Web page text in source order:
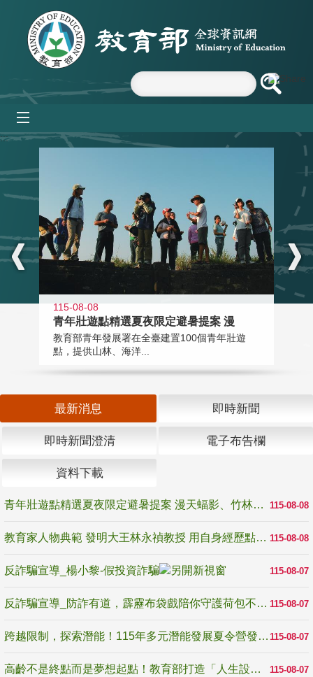
跳到主要內容區塊
:::
115-08-08
青年壯遊點精選夏夜限定避暑提案 漫
教育部青年發展署在全臺建置100個青年壯遊
點，提供山林、海洋...
最新消息 即時新聞
即時新聞澄清 電子布告欄
資料下載
115-08-08
青年壯遊點精選夏夜限定避暑提案 漫天蝠影、竹林尋蛙、茶香夜觀 邀青年暮色出發
115-08-08
教育家人物典範 發明大王林永禎教授 用自身經歷點亮學生的路
115-08-07
反詐騙宣導_楊小黎-假投資詐騙
115-08-07
反詐騙宣導_防詐有道，霹靂布袋戲陪你守護荷包不受騙
115-08-07
跨越限制，探索潛能！115年多元潛能發展夏令營發掘生命無限可能
115-08-07
高齡不是終點而是夢想起點！教育部打造「人生設計夢工場」 參展第3屆高齡健康產業博覽會